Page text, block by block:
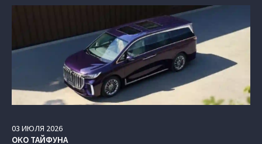
03 ИЮЛЯ 2026
ОКО ТАЙФУНА